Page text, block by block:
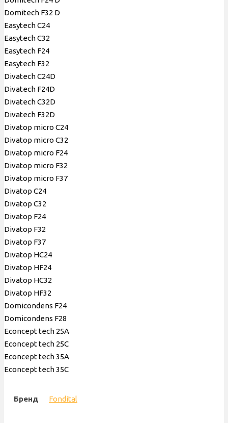
Domitech F32 D
Easytech C24
Easytech C32
Easytech F24
Easytech F32
Divatech C24D
Divatech F24D
Divatech C32D
Divatech F32D
Divatop micro C24
Divatop micro C32
Divatop micro F24
Divatop micro F32
Divatop micro F37
Divatop С24
Divatop С32
Divatop F24
Divatop F32
Divatop F37
Divatop HС24
Divatop HF24
Divatop HС32
Divatop HF32
Domicondens F24
Domicondens F28
Econcept tech 25A
Econcept tech 25С
Econcept tech 35А
Econcept tech 35С
Бренд Fondital